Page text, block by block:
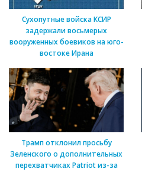
Сухопутные войска КСИР
задержали восьмерых
вооруженных боевиков на юго-
востоке Ирана
Трамп отклонил просьбу
Зеленского о дополнительных
перехватчиках Patriot из-за